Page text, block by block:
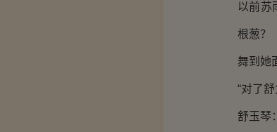
以前苏
根葱？
舞到她
“对了
舒玉琴